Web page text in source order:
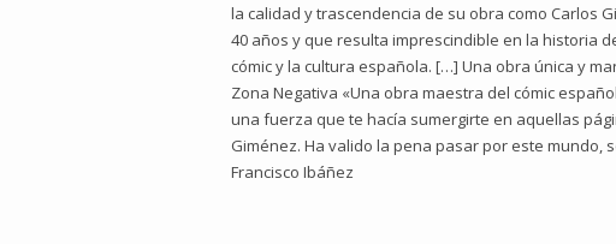
la calidad y trascendencia de su obra como Carlos
40 años y que resulta imprescindible en la historia
cómic y la cultura española. […] Una obra única y
Zona Negativa «Una obra maestra del cómic
una fuerza que te hacía sumergirte en aquellas
Giménez. Ha valido la pena pasar por este mundo,
Francisco Ibáñez